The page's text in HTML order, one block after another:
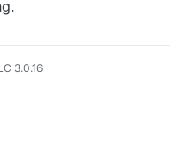
3.0.16